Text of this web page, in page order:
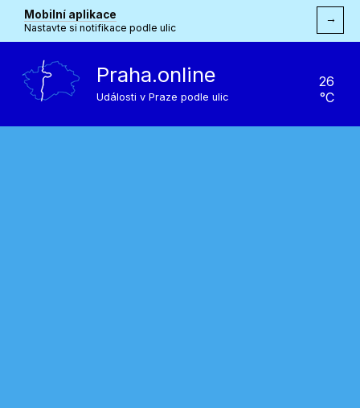
Mobilní aplikace
Nastavte si notifikace podle ulic
→
Praha.online
Události v Praze podle ulic
26
°C